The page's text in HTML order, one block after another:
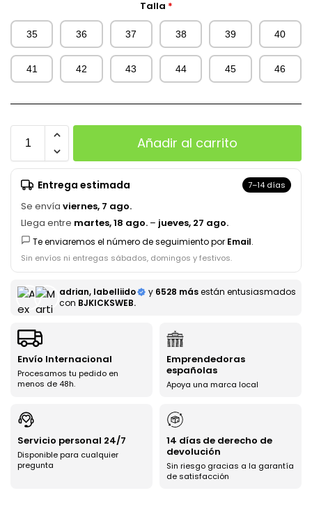
Talla *
35 36 37 38 39 40
41 42 43 44 45 46
Añadir al carrito
Entrega estimada 7–14 días
Se envía viernes, 7 ago.
Llega entre martes, 18 ago. – jueves, 27 ago.
Te enviaremos el número de seguimiento por Email.
Sin envíos ni entregas sábados, domingos y festivos.
adrian, labelliido y 6528 másestán entusiasmados
con BJKICKSWEB.
Envío Internacional
Procesamos tu pedido en
menos de 48h.
Emprendedoras
españolas
Apoya una marca local
Servicio personal 24/7
Disponible para cualquier
pregunta
14 días de derecho de
devolución
Sin riesgo gracias a la garantía
de satisfacción